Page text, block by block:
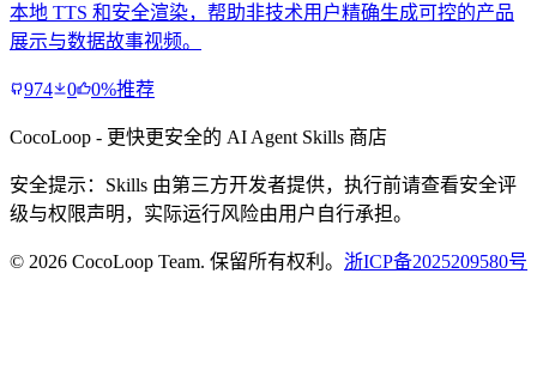
本地 TTS 和安全渲染，帮助非技术用户精确生成可控的产品
展示与数据故事视频。
974 0 0%推荐
CocoLoop - 更快更安全的 AI Agent Skills 商店
安全提示：Skills 由第三方开发者提供，执行前请查看安全评
级与权限声明，实际运行风险由用户自行承担。
© 2026 CocoLoop Team. 保留所有权利。 浙ICP备2025209580号